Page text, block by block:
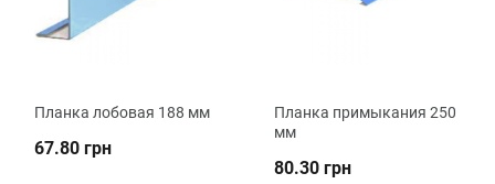
Планка лобовая 188 мм
67.80 грн
Планка примыкания 250
мм
80.30 грн